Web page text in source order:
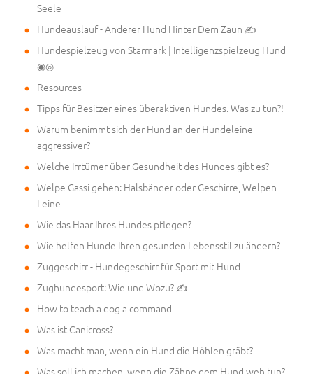
Seele
Hundeauslauf - Anderer Hund Hinter Dem Zaun ✍
Hundespielzeug von Starmark | Intelligenzspielzeug Hund
◉◎
Resources
Tipps für Besitzer eines überaktiven Hundes. Was zu tun?!
Warum benimmt sich der Hund an der Hundeleine
aggressiver?
Welche Irrtümer über Gesundheit des Hundes gibt es?
Welpe Gassi gehen: Halsbänder oder Geschirre, Welpen
Leine
Wie das Haar Ihres Hundes pflegen?
Wie helfen Hunde Ihren gesunden Lebensstil zu ändern?
Zuggeschirr - Hundegeschirr für Sport mit Hund
Zughundesport: Wie und Wozu? ✍
How to teach a dog a command
Was ist Canicross?
Was macht man, wenn ein Hund die Höhlen gräbt?